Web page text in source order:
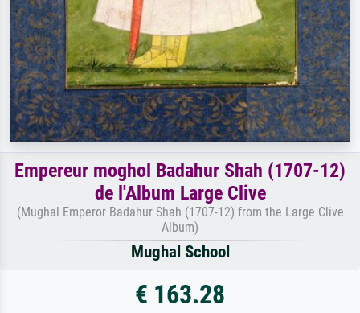
Empereur moghol Badahur Shah (1707-12)
de l'Album Large Clive
(Mughal Emperor Badahur Shah (1707-12) from the Large Clive
Album)
Mughal School
€ 163.28